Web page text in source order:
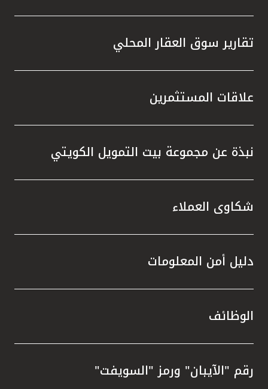
تقارير سوق العقار المحلي
علاقات المستثمرين
نبذة عن مجموعة بيت التمويل الكويتي
شكاوى العملاء
دليل أمن المعلومات
الوظائف
رقم "الآيبان" ورمز "السويفت"